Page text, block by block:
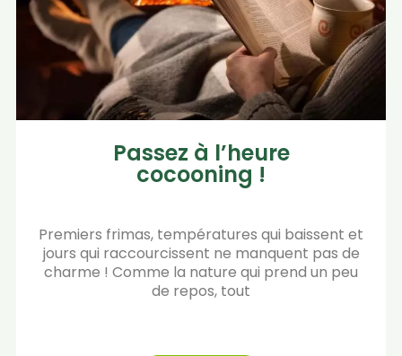
Passez à l’heure
cocooning !
Premiers frimas, températures qui baissent et
jours qui raccourcissent ne manquent pas de
charme ! Comme la nature qui prend un peu
de repos, tout